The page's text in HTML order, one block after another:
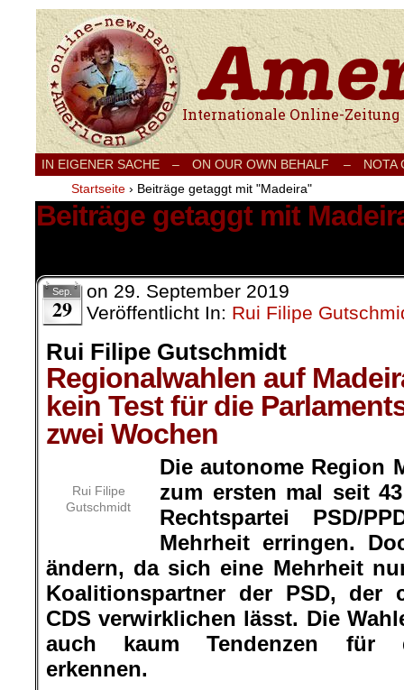
Internationale Onlinezeitung für Frieden,
IN EIGENER SACHE – ON OUR OWN BEHALF –
NOTA
Startseite › Beiträge getaggt mit "Madeira"
Beiträge getaggt mit
Sep.
29
on 29. September 2019
Veröffentlicht In: Rui Filipe
Rui Filipe Gutschmidt
Regionalwahlen auf
kein Test für die
zwei Wochen
Rui Filipe
Gutschmidt
Die autonome Region
zum ersten mal seit
Rechtspartei PSD/
Mehrheit erringen.
ändern, da sich eine Mehrheit
Koalitionspartner der PSD, der
CDS verwirklichen lässt. Die
auch kaum Tendenzen für
erkennen.